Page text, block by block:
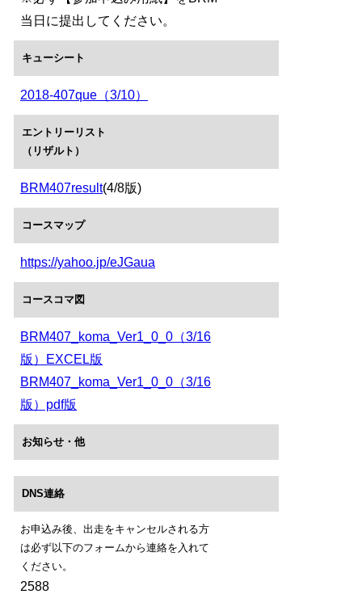
当日に提出してください。
キューシート
2018-407que（3/10）
エントリーリスト
（リザルト）
BRM407result(4/8版)
コースマップ
https://yahoo.jp/eJGaua
コースコマ図
BRM407_koma_Ver1_0_0（3/16
版）EXCEL版
BRM407_koma_Ver1_0_0（3/16
版）pdf版
お知らせ・他
DNS連絡
お申込み後、出走をキャンセルされる方
は必ず以下のフォームから連絡を入れて
ください。
2588